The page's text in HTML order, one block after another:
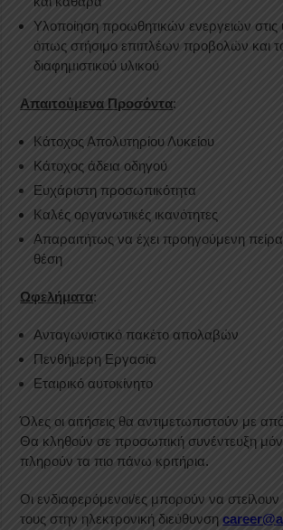
Υλοποίηση προωθητικών ενεργειών
όπως στήσιμο επιπλέων προβολών και
διαφημιστικού υλικού
Απαιτούμενα Προσόντα:
Κάτοχος Απολυτηρίου Λυκείου
Κάτοχος άδεια οδηγού
Ευχάριστη προσωπικότητα
Καλές οργανωτικές ικανότητες
Απαραιτήτως να έχει προηγούμενη
θέση
Ωφελήματα:
Ανταγωνιστικό πακέτο απολαβών
Πενθήμερη Εργασία
Εταιρικό αυτοκίνητο
Όλες οι αιτήσεις θα αντιμετωπιστούν με
Θα κληθούν σε προσωπική συνέντευξη
πληρούν τα πιο πάνω κριτήρια.
Οι ενδιαφερόμενοι/ες μπορούν να στείλουν
τους στην ηλεκτρονική διεύθυνση